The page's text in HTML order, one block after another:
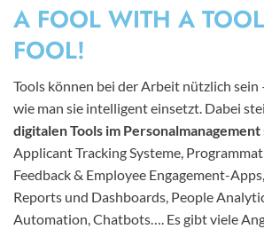
A FOOL WITH A
FOOL!
Tools können bei der Arbeit nützlich sein
wie man sie intelligent einsetzt. Dabei
digitalen Tools im Personalmanagement
Applicant Tracking Systeme,
Feedback & Employee Engagement-
Reports und Dashboards, People
Automation, Chatbots…. Es gibt viele